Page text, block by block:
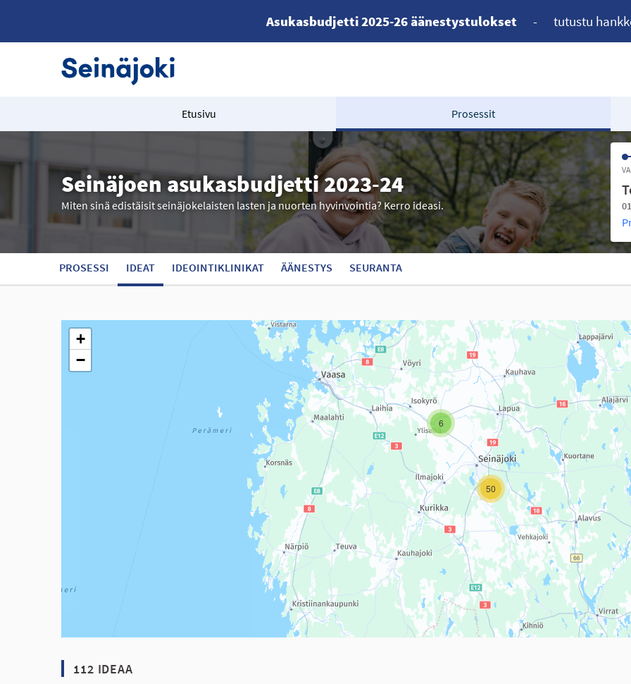
Asukasbudjetti 2025-26 äänestystulokset - tutustu
Etusivu Prosessit
Seinäjoen asukasbudjetti 2023-24
Miten sinä edistäisit seinäjokelaisten lasten ja nuorten hyvinvointia? Kerro ideasi.
PROSESSI IDEAT IDEOINTIKLINIKAT ÄÄNESTYS SEURANTA
Seuraavassa elementissä on kartta, joka esittää tämän sivun tietueet karttapisteinä. Elementtiä voi käyttää
6
50
+
−
112 IDEAA